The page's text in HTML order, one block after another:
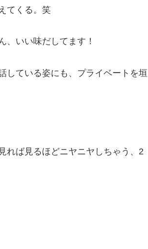
てくる。笑
、いい味だしてます！
している姿にも、プライベートを垣
れば見るほどニヤニヤしちゃう、2